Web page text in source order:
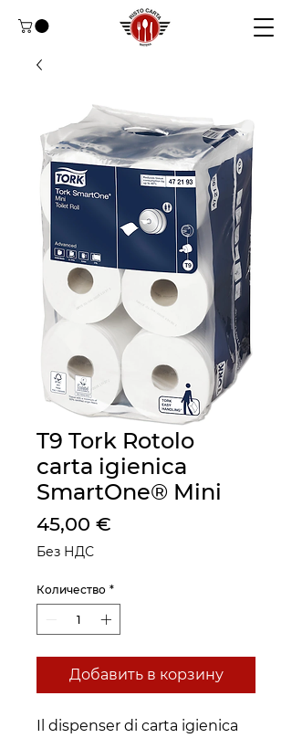
T9 Tork Rotolo
carta igienica
SmartOne® Mini
45,00 €
Без НДС
Количество *
Добавить в корзину
Il dispenser di carta igienica